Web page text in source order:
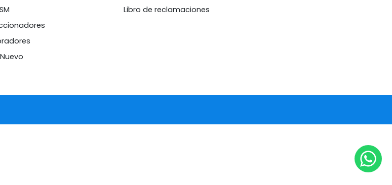
Libro de reclamaciones